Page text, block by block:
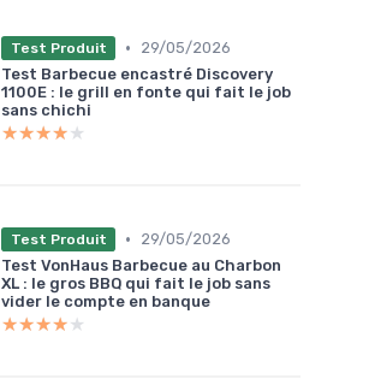
Test Produit •
29/05/2026
Test Barbecue encastré Discovery
1100E : le grill en fonte qui fait le job
sans chichi
★★★★★
★★★★★
Test Produit •
29/05/2026
Test VonHaus Barbecue au Charbon
XL : le gros BBQ qui fait le job sans
vider le compte en banque
★★★★★
★★★★★